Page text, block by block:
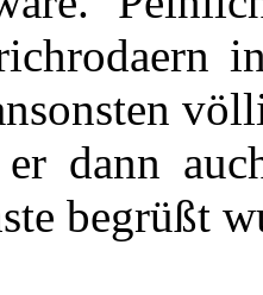
dann
begrüßt